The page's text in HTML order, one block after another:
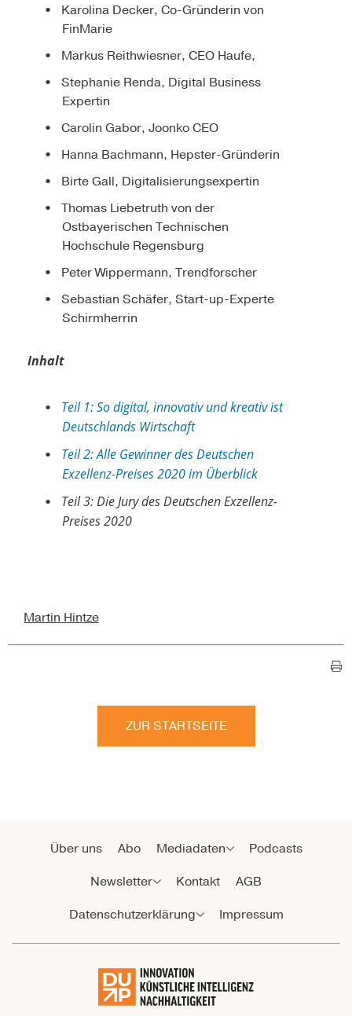
Karolina Decker, Co-Gründerin von
FinMarie
Markus Reithwiesner, CEO Haufe,
Stephanie Renda, Digital Business
Expertin
Carolin Gabor, Joonko CEO
Hanna Bachmann, Hepster-Gründerin
Birte Gall, Digitalisierungsexpertin
Thomas Liebetruth von der
Ostbayerischen Technischen
Hochschule Regensburg
Peter Wippermann, Trendforscher
Sebastian Schäfer, Start-up-Experte
Schirmherrin
Inhalt
Teil 1: So digital, innovativ und kreativ ist
Deutschlands Wirtschaft
Teil 2: Alle Gewinner des Deutschen
Exzellenz-Preises 2020 im Überblick
Teil 3: Die Jury des Deutschen Exzellenz-
Preises 2020
Martin Hintze
ZUR STARTSEITE
Über uns Abo Mediadaten
Podcasts
Newsletter
Kontakt
AGB
Datenschutzerklärung
Impressum